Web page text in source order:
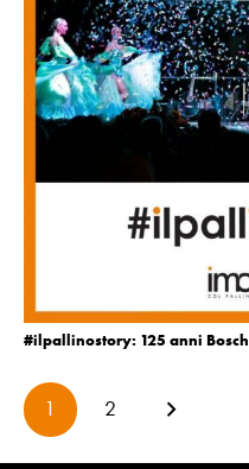
#ilpallinostory: 125 anni Bosch
1 2